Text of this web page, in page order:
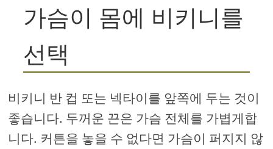
가슴이 몸에 비키니를
선택
비키니 반 컵 또는 넥타이를 앞쪽에 두는 것이
좋습니다. 두꺼운 끈은 가슴 전체를 가볍게합
니다. 커튼을 놓을 수 없다면 가슴이 퍼지지 않